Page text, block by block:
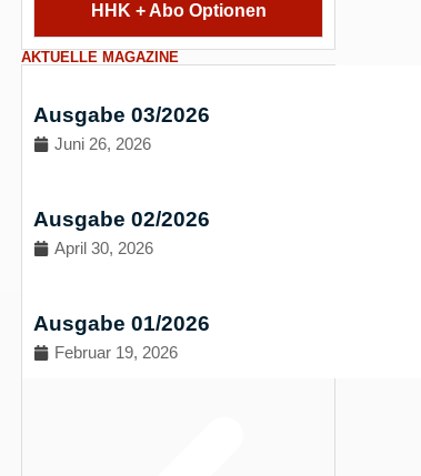
HHK + Abo Optionen
AKTUELLE MAGAZINE
Ausgabe 03/2026
Juni 26, 2026
Ausgabe 02/2026
April 30, 2026
Ausgabe 01/2026
Februar 19, 2026